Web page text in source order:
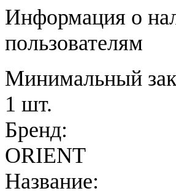
Информация о
пользователям
Минимальный
1 шт.
Бренд:
ORIENT
Название: